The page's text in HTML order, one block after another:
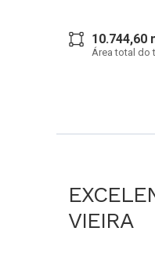
10.744,60
Área total do
VIEIRA